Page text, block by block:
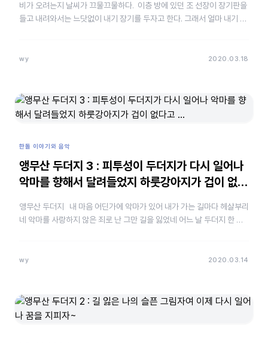
비가 오려는지 날씨가 끄물끄물하다. 이층 방에 있던 조 선장이 장기판을
들고 내려와서는 느닷없이 내기 장기를 두자고 한다. 그래서 얼마 내기 할
wy 2020.03.18
한돌 이야기와 음악
앵무산 두더지 3 : 피투성이 두더지가 다시 일어나
악마를 향해서 달려들었지 하룻강아지가 겁이 없다
앵무산 두더지 내 마음 어딘가에 악마가 있어 내가 가는 길마다 헤살부리
네 악마를 사랑하지 않은 죄로 난 그만 길을 잃었네 어느 날 두더지 한 마
wy 2020.03.14